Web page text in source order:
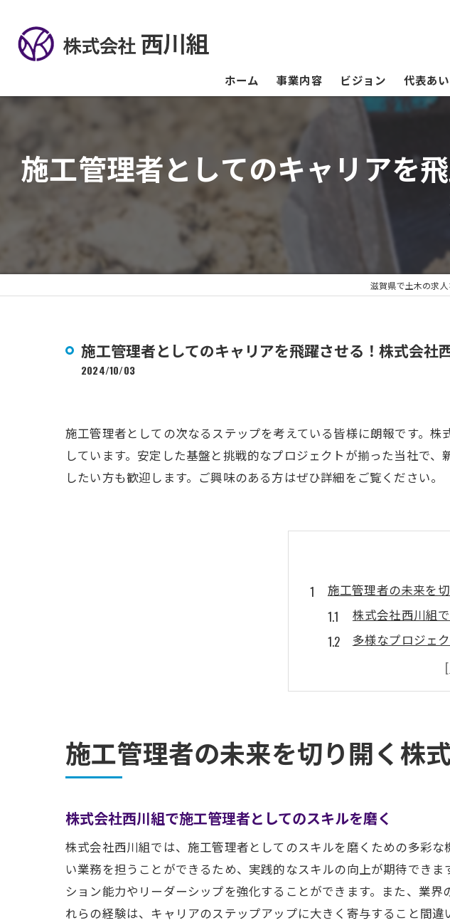
ホーム 事業内容 ビジョン 代表あ
施工管理者としてのキャリアを
滋賀県で土木の求
施工管理者としてのキャリアを飛躍させる！株式会社
2024/10/03
施工管理者としての次なるステップを考えている皆様に朗報です。
しています。安定した基盤と挑戦的なプロジェクトが揃った当社で
したい方も歓迎します。ご興味のある方はぜひ詳細をご覧ください。
施工管理者の未来を
株式会社西川組
多様なプロジェ
施工管理者とし
未来を見据えた
施工管理者とし
スキルを活かして成
専門知識を活か
新たなスキルを
挑戦的なプロジ
施工管理のリー
施工管理者とし
施工管理者の未来を切り開く株
株式会社西川組で施工管理者としてのスキルを磨く
株式会社西川組では、施工管理者としてのスキルを磨くための多彩
い業務を担うことができるため、実践的なスキルの向上が期待でき
ション能力やリーダーシップを強化することができます。また、業
れらの経験は、キャリアのステップアップに大きく寄与すること間違